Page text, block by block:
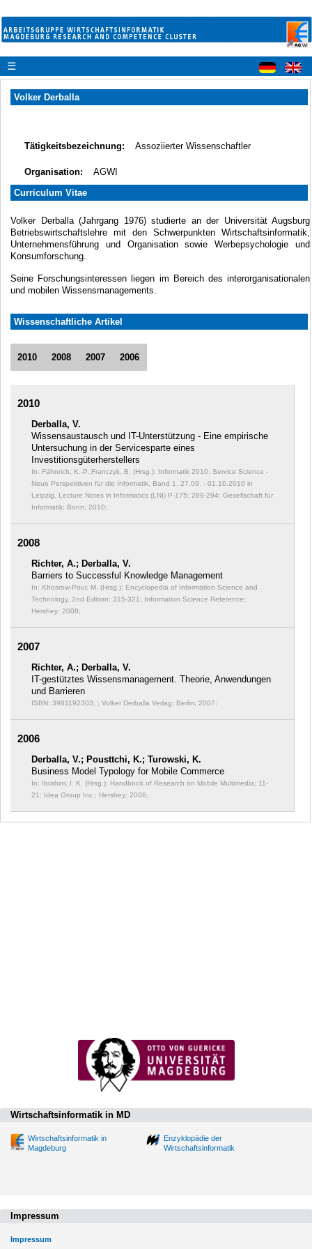
☰
Volker Derballa
Tätigkeitsbezeichnung: Assoziierter Wissenschaftler
Organisation:
AGWI
Curriculum Vitae
Volker Derballa (Jahrgang 1976) studierte an der Universität Augsburg
Betriebswirtschaftslehre mit den Schwerpunkten Wirtschaftsinformatik,
Unternehmensführung und Organisation sowie Werbepsychologie und
Konsumforschung.
Seine Forschungsinteressen liegen im Bereich des interorganisationalen
und mobilen Wissensmanagements.
Wissenschaftliche Artikel
2010 2008 2007 2006
2010
Derballa, V.
Wissensaustausch und IT-Unterstützung - Eine empirische
Untersuchung in der Servicesparte eines
Investitionsgüterherstellers
In: Fähnrich, K.-P.;Franczyk, B. (Hrsg.): Informatik 2010. Service Science -
Neue Perspektiven für die Informatik, Band 1, 27.09. - 01.10.2010 in
Leipzig, Lecture Notes in Informatics (LNI) P-175; 289-294; Gesellschaft für
Informatik; Bonn; 2010;
2008
Richter, A.; Derballa, V.
Barriers to Successful Knowledge Management
In: Khosrow-Pour, M. (Hrsg.): Encyclopedia of Information Science and
Technology, 2nd Edition; 315-321; Information Science Reference;
Hershey; 2008;
2007
Richter, A.; Derballa, V.
IT-gestütztes Wissensmanagement. Theorie, Anwendungen
und Barrieren
ISBN: 3981192303; ; Volker Derballa Verlag; Berlin; 2007;
2006
Derballa, V.; Pousttchi, K.; Turowski, K.
Business Model Typology for Mobile Commerce
In: Ibrahim, I. K. (Hrsg.): Handbook of Research on Mobile Multimedia; 11-
21; Idea Group Inc.; Hershey; 2006;
Wirtschaftsinformatik in MD
Wirtschaftsinformatik in
Magdeburg
Enzyklopädie der
Wirtschaftsinformatik
Impressum
Impressum